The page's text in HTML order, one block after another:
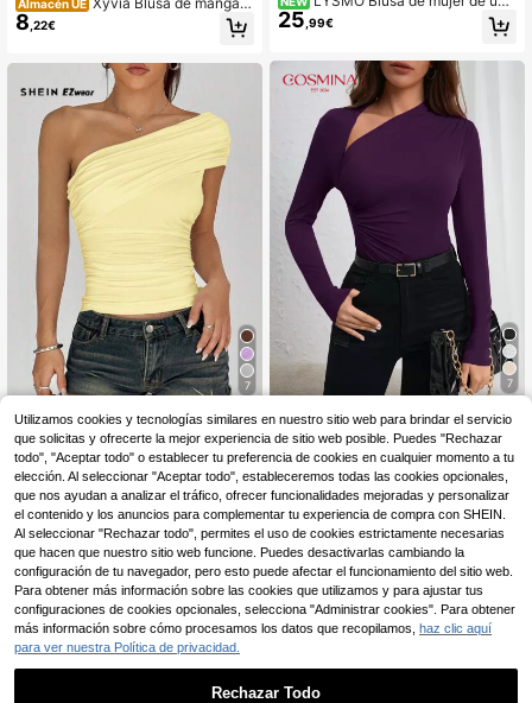
Almacén UE
arga asimétrica con pliegues y esta
mpado de degradado de mármol par
8 ,22€
7
Almacén UE SHEIN EZwear Blusa inf
ormal asimétrica de cuello en color
crema amarillento para mujer en ver
ano
8,99€
color plisada casual versátil para us
o diario
25 ,99€
7
#outfitMoradasEncantadoras
COSMINA Camiseta de mujer con d
iseño ajustado fruncido y cuello asi
métrico elegante
8 ,99€
Utilizamos cookies y tecnologías similares en nuestro sitio web para brindar el servicio
que solicitas y ofrecerte la mejor experiencia de sitio web posible. Puedes "Rechazar
todo", "Aceptar todo" o establecer tu preferencia de cookies en cualquier momento a tu
elección. Al seleccionar "Aceptar todo", estableceremos todas las cookies opcionales,
que nos ayudan a analizar el tráfico, ofrecer funcionalidades mejoradas y personalizar
el contenido y los anuncios para complementar tu experiencia de compra con SHEIN.
Al seleccionar "Rechazar todo", permites el uso de cookies estrictamente necesarias
que hacen que nuestro sitio web funcione. Puedes desactivarlas cambiando la
configuración de tu navegador, pero esto puede afectar el funcionamiento del sitio web.
Para obtener más información sobre las cookies que utilizamos y para ajustar tus
configuraciones de cookies opcionales, selecciona "Administrar cookies". Para obtener
más información sobre cómo procesamos los datos que recopilamos, haz clic aquí
para ver nuestra Política de privacidad.
Rechazar Todo